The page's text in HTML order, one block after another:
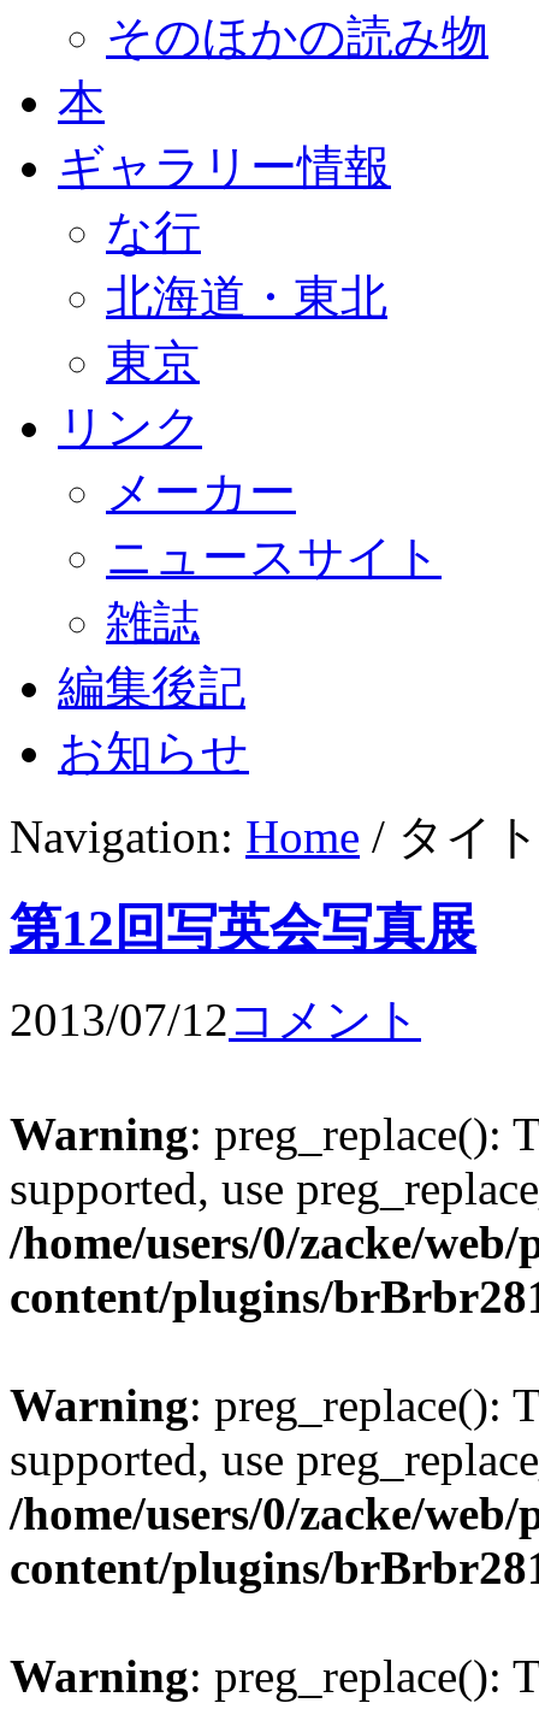
そのほかの読み物
本
ギャラリー情報
な行
北海道・東北
東京
リンク
メーカー
ニュースサイト
雑誌
編集後記
お知らせ
Navigation: Home / タイ
第12回写英会写真展
2013/07/12コメント
Warning: preg_replace():
supported, use
/home/users/0/zacke/
content/plugins/
Warning: preg_replace():
supported, use
/home/users/0/zacke/
content/plugins/
Warning: preg_replace():